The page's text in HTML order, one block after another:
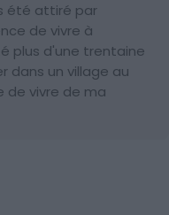
été attiré par
de vivre à
plus d'une trentaine
dans un village au
de vivre de ma